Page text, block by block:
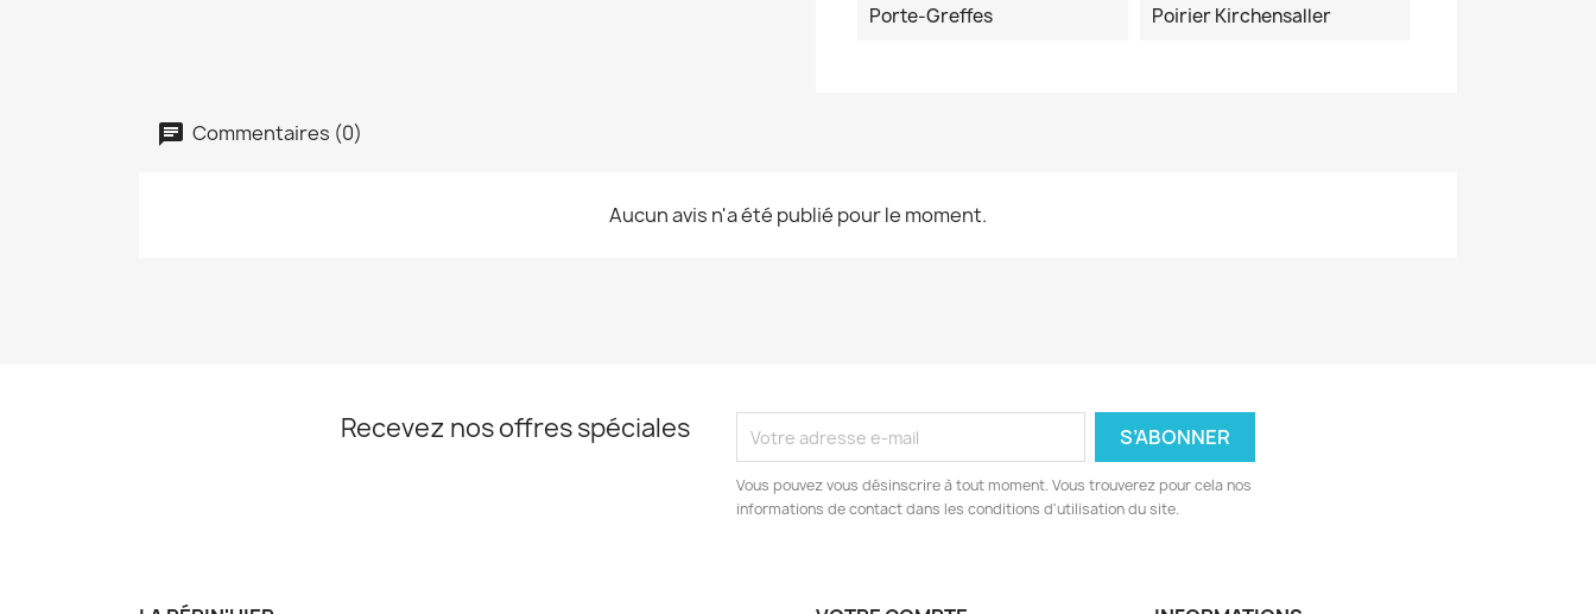
Porte-Greffes Poirier Kirchensaller
Commentaires (0)
Aucun avis n'a été publié pour le moment.
Recevez nos offres spéciales
Vous pouvez vous désinscrire à tout moment. Vous trouverez pour cela nos
informations de contact dans les conditions d'utilisation du site.